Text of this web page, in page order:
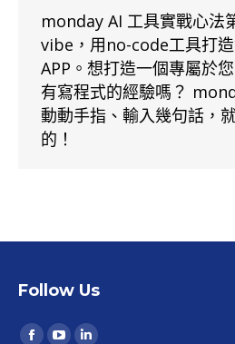
monday AI 工具實戰心法
vibe，用no-code工具打
APP。想打造一個專屬於
有寫程式的經驗嗎？
動動手指、輸入幾句話，
的！
Follow Us
Find us on: